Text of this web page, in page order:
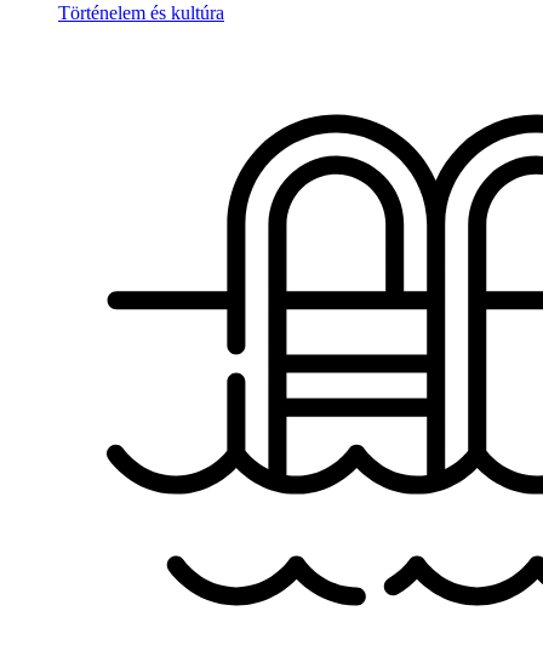
Történelem és kultúra